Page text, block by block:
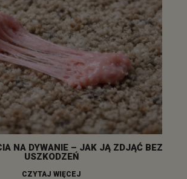
NA DYWANIE – JAK JĄ ZDJĄĆ BEZ
USZKODZEŃ
CZYTAJ WIĘCEJ